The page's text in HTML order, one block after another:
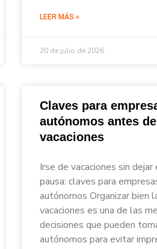
LEER MÁS »
20 de julio de 2026
Claves para
autónomos antes
vacaciones
Irse de vacaciones sin
pausa: claves para
autónomos Organizar bien
vacaciones es una de las
decisiones que pueden
autónomos para evitar